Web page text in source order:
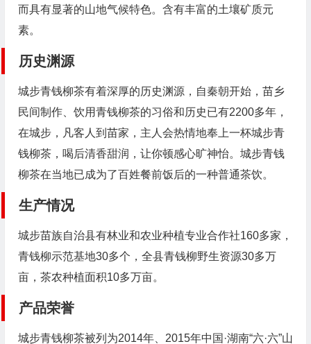
而具有显著的山地气候特色。含有丰富的土壤矿质元
素。
历史渊源
城步青钱柳茶有着深厚的历史渊源，自秦朝开始，苗乡
民间制作、饮用青钱柳茶的习俗和历史已有2200多年，
在城步，凡客人到苗家，主人会热情地奉上一杯城步青
钱柳茶，喝后清香甜润，让你顿感心旷神怡。城步青钱
柳茶在当地已成为了百姓餐前饭后的一种普通茶饮。
生产情况
城步苗族自治县有林业和农业种植专业合作社160多家，
青钱柳示范基地30多个，全县青钱柳野生资源30多万
亩，茶农种植面积10多万亩。
产品荣誉
城步青钱柳茶被列为2014年、2015年中国·湖南“六·六”山